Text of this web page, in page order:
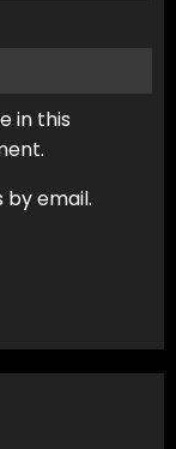
in this
email.